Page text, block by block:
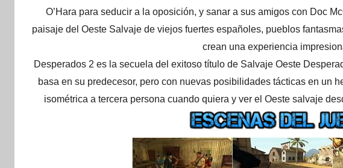
O’Hara para seducir a la oposición, y sanar a sus amigos con Doc
paisaje del Oeste Salvaje de viejos fuertes españoles, pueblos
crean una experiencia
Desperados 2 es la secuela del exitoso título de Salvaje Oeste
basa en su predecesor, pero con nuevas posibilidades tácticas en un
isométrica a tercera persona cuando quiera y ver el Oeste salvaje